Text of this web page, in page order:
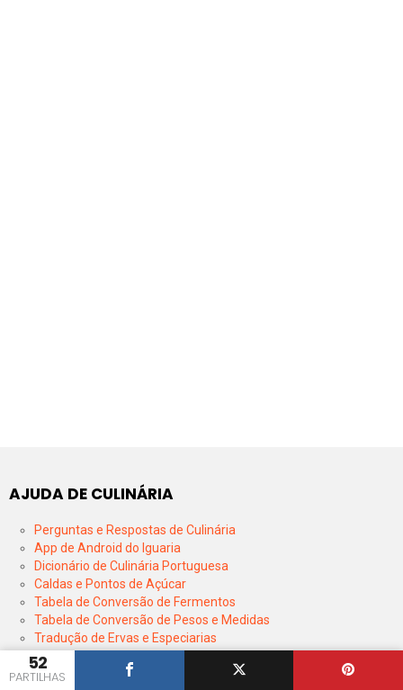
52
PARTILHAS
AJUDA DE CULINÁRIA
Perguntas e Respostas de Culinária
App de Android do Iguaria
Dicionário de Culinária Portuguesa
Caldas e Pontos de Açúcar
Tabela de Conversão de Fermentos
Tabela de Conversão de Pesos e Medidas
Tradução de Ervas e Especiarias
Todos os Tipos de Farinhas
Calendário de Épocas de Frutas e Legumes